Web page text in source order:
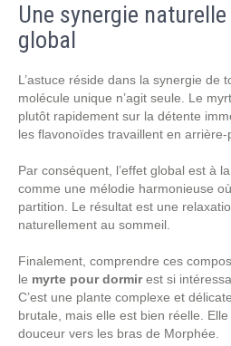
Une synergie
global
L’astuce réside dans la synergie de
molécule unique n’agit seule. Le
plutôt rapidement sur la détente
les flavonoïdes travaillent en arrière-
Par conséquent, l’effet global est à
comme une mélodie harmonieuse
partition. Le résultat est une
naturellement au sommeil.
Finalement, comprendre ces
le myrte pour dormirest si
C’est une plante complexe et
brutale, mais elle est bien réelle.
douceur vers les bras de Morphée.